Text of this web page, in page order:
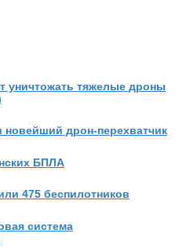
уничтожать тяжелые дроны
новейший дрон-перехватчик
БПЛА
475 беспилотников
система